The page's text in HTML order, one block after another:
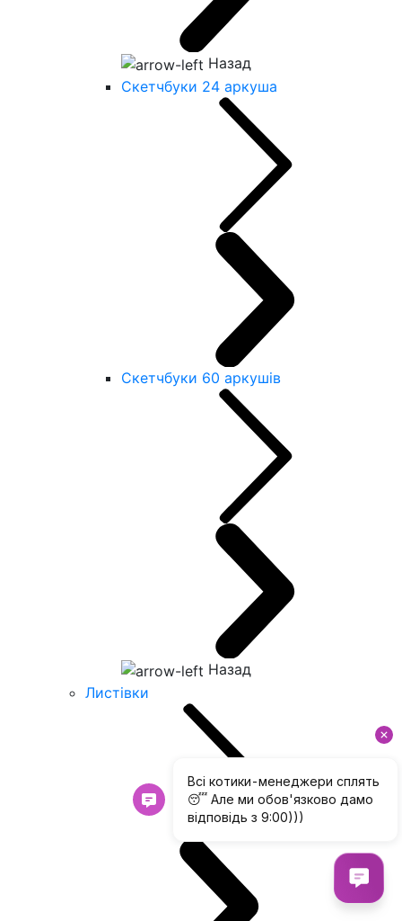
Назад
Скетчбуки 24 аркуша
Скетчбуки 60 аркушів
Назад
Листівки